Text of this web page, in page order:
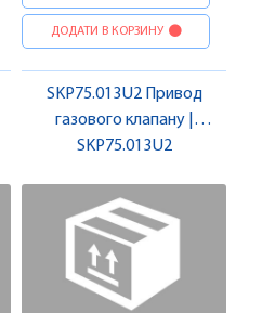
ДОДАТИ В КОРЗИНУ
SKP75.013U2 Привод
газового клапану |
SIEMENS
SKP75.013U2